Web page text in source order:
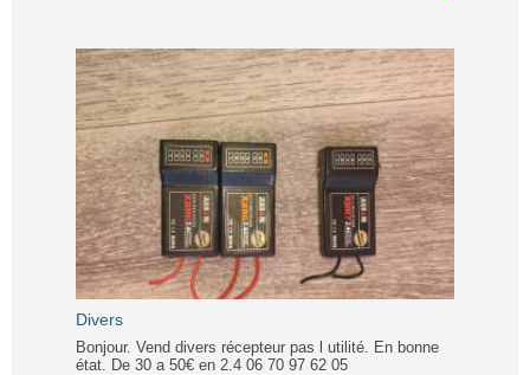
Divers
Bonjour. Vend divers récepteur pas l utilité. En bonne
état. De 30 a 50€ en 2.4 06 70 97 62 05